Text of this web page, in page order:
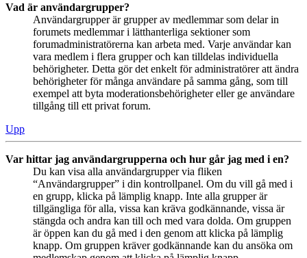
Vad är användargrupper?
Användargrupper är grupper av medlemmar som delar in
forumets medlemmar i lätthanterliga sektioner som
forumadministratörerna kan arbeta med. Varje användar kan
vara medlem i flera grupper och kan tilldelas individuella
behörigheter. Detta gör det enkelt för administratörer att ändra
behörigheter för många användare på samma gång, som till
exempel att byta moderationsbehörigheter eller ge användare
tillgång till ett privat forum.
Upp
Var hittar jag användargrupperna och hur går jag med i en?
Du kan visa alla användargrupper via fliken
“Användargrupper” i din kontrollpanel. Om du vill gå med i
en grupp, klicka på lämplig knapp. Inte alla grupper är
tillgängliga för alla, vissa kan kräva godkännande, vissa är
stängda och andra kan till och med vara dolda. Om gruppen
är öppen kan du gå med i den genom att klicka på lämplig
knapp. Om gruppen kräver godkännande kan du ansöka om